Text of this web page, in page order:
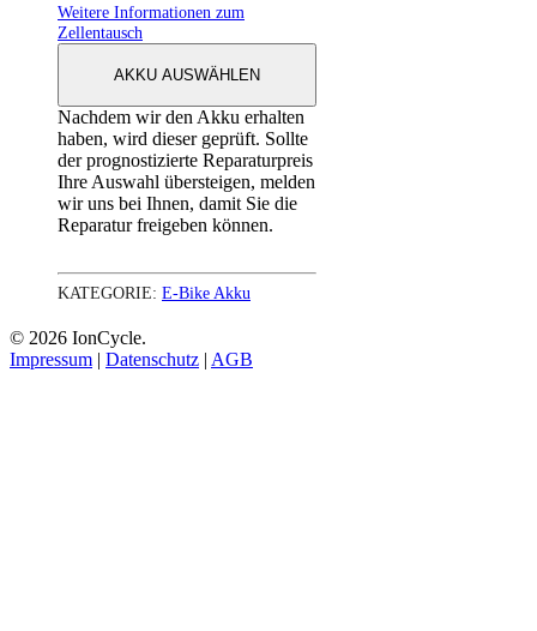
Weitere Informationen zum
Zellentausch
AKKU AUSWÄHLEN
Nachdem wir den Akku erhalten
haben, wird dieser geprüft. Sollte
der prognostizierte Reparaturpreis
Ihre Auswahl übersteigen, melden
wir uns bei Ihnen, damit Sie die
Reparatur freigeben können.
KATEGORIE: E-Bike Akku
© 2026 IonCycle.
Impressum | Datenschutz | AGB